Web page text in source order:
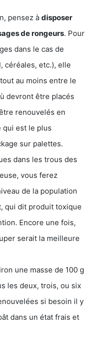
pensez à disposer
de rongeurs. Pour
dans le cas de
céréales, etc.), elle
au moins entre le
devront être placés
renouvelés en
qui est le plus
sur palettes.
dans les trous des
vous ferez
de la population
qui dit produit toxique
Encore une fois,
serait la meilleure
une masse de 100 g
les deux, trois, ou six
si besoin il y
dans un état frais et